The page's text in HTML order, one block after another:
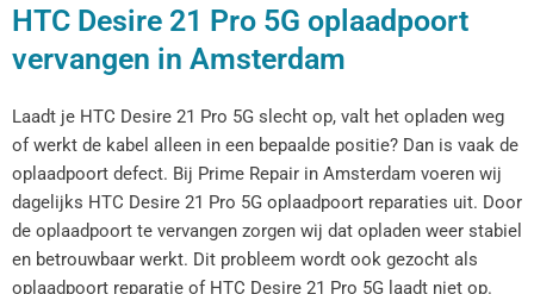
HTC Desire 21 Pro 5G oplaadpoort
vervangen in Amsterdam
Laadt je HTC Desire 21 Pro 5G slecht op, valt het opladen weg
of werkt de kabel alleen in een bepaalde positie? Dan is vaak de
oplaadpoort defect. Bij Prime Repair in Amsterdam voeren wij
dagelijks HTC Desire 21 Pro 5G oplaadpoort reparaties uit. Door
de oplaadpoort te vervangen zorgen wij dat opladen weer stabiel
en betrouwbaar werkt. Dit probleem wordt ook gezocht als
oplaadpoort reparatie of HTC Desire 21 Pro 5G laadt niet op.